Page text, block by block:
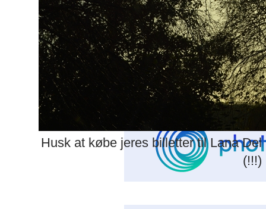
Husk at købe jeres billetter til Lana
(!!!)